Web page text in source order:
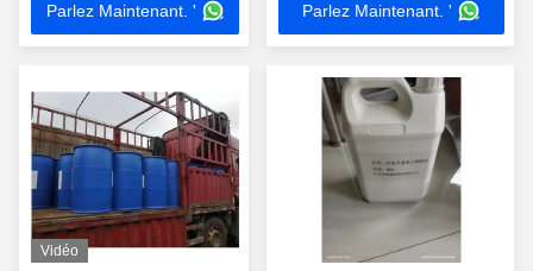
Parlez Maintenant. ' Parlez Maintenant. '
Vidéo